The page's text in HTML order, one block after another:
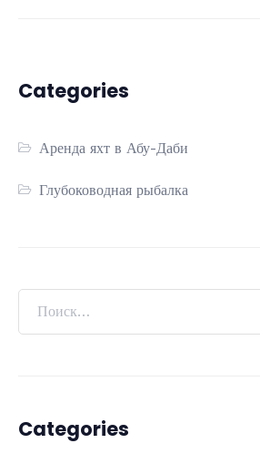
Categories
Аренда яхт в Абу-Даби
Глубоководная рыбалка
Categories